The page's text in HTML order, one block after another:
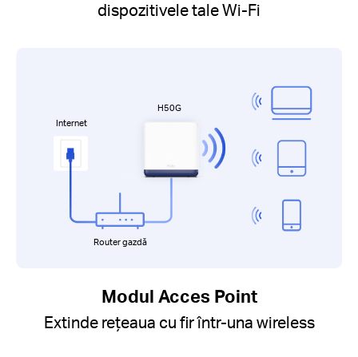
dispozitivele tale Wi-Fi
Internet
H50G
Router gazdă
Modul Acces Point
Extinde rețeaua cu fir într-una wireless